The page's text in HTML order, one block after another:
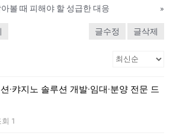
볼 때 피해야 할 성급한 대응 »
글수정 글삭제
·캬지노 솔루션 개발·임대·분양 전문 드
회 1